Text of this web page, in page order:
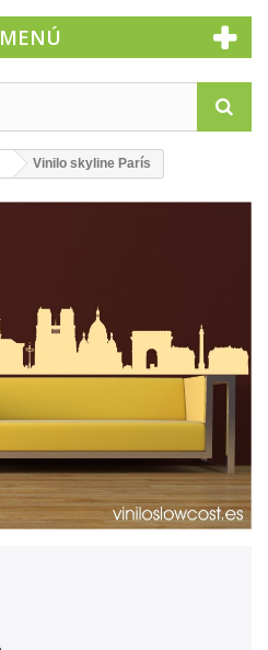
MENÚ
Vinilo skyline París